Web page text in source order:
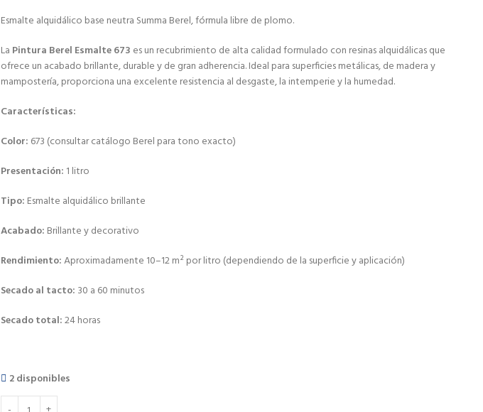
Esmalte alquidálico base neutra Summa Berel, fórmula libre de plomo.
La Pintura Berel Esmalte 673 es un recubrimiento de alta calidad formulado con resinas alquidálicas que
ofrece un acabado brillante, durable y de gran adherencia. Ideal para superficies metálicas, de madera y
mampostería, proporciona una excelente resistencia al desgaste, la intemperie y la humedad.
Características:
Color: 673 (consultar catálogo Berel para tono exacto)
Presentación: 1 litro
Tipo: Esmalte alquidálico brillante
Acabado: Brillante y decorativo
Rendimiento:Aproximadamente 10–12 m² por litro (dependiendo de la superficie y aplicación)
Secado al tacto: 30 a 60 minutos
Secado total:24 horas
2 disponibles